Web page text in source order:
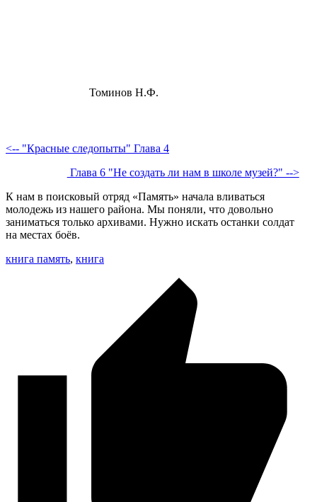
Томинов Н.Ф.
<-- "Красные следопыты" Глава 4
Глава 6 "Не создать ли нам в школе музей?" -->
К нам в поисковый отряд «Память» начала вливаться
молодежь из нашего района. Мы поняли, что довольно
заниматься только архивами. Нужно искать останки солдат
на местах боёв.
книга память, книга